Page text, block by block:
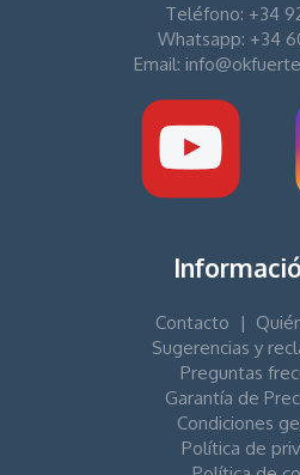
Teléfono: +34
Whatsapp: +34
Email:
Contacto |
Sugerencias y
Preguntas
Garantía de
Condiciones
Política de